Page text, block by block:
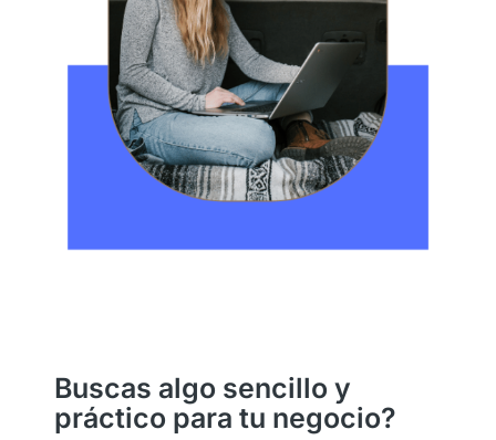
Buscas algo sencillo y
práctico para tu negocio?